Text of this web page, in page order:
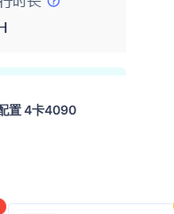
置 4卡4090